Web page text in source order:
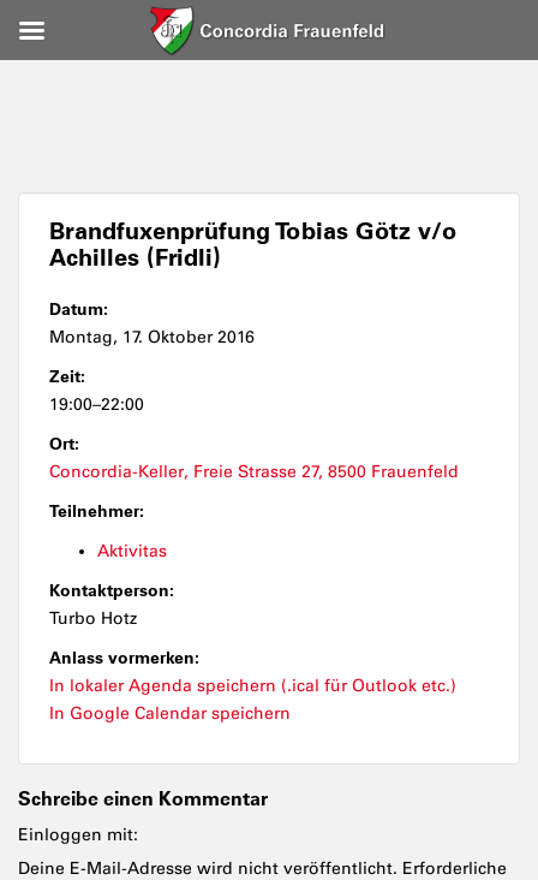
Brandfuxenprüfung Tobias Götz v/o
Achilles (Fridli)
Datum:
Montag, 17. Oktober 2016
Zeit:
19:00–22:00
Ort:
Concordia-Keller, Freie Strasse 27, 8500 Frauenfeld
Teilnehmer:
Aktivitas
Kontaktperson:
Turbo Hotz
Anlass vormerken:
In lokaler Agenda speichern (.ical für Outlook etc.)
In Google Calendar speichern
Schreibe einen Kommentar
Einloggen mit:
Deine E-Mail-Adresse wird nicht veröffentlicht. Erforderliche